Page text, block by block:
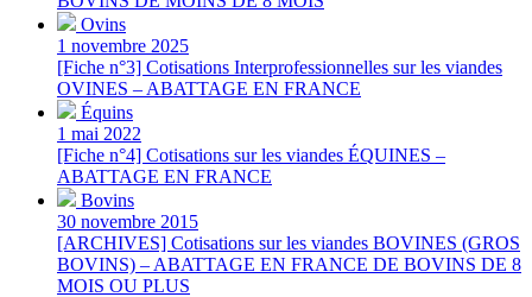
Ovins
1 novembre 2025
[Fiche n°3] Cotisations Interprofessionnelles sur les viandes
OVINES – ABATTAGE EN FRANCE
Équins
1 mai 2022
[Fiche n°4] Cotisations sur les viandes ÉQUINES –
ABATTAGE EN FRANCE
Bovins
30 novembre 2015
[ARCHIVES] Cotisations sur les viandes BOVINES (GROS
BOVINS) – ABATTAGE EN FRANCE DE BOVINS DE 8
MOIS OU PLUS